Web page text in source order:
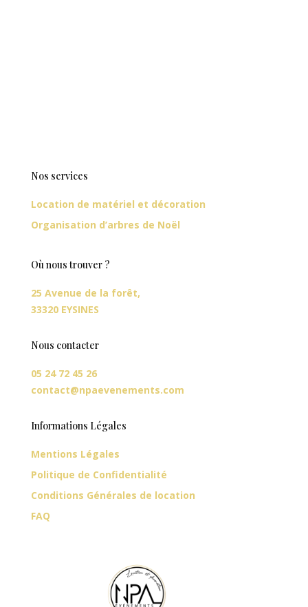
Nos services
Location de matériel et décoration
Organisation d’arbres de Noël
Où nous trouver ?
25 Avenue de la forêt,
33320 EYSINES
Nous contacter
05 24 72 45 26
contact@npaevenements.com
Informations Légales
Mentions Légales
Politique de Confidentialité
Conditions Générales de location
FAQ